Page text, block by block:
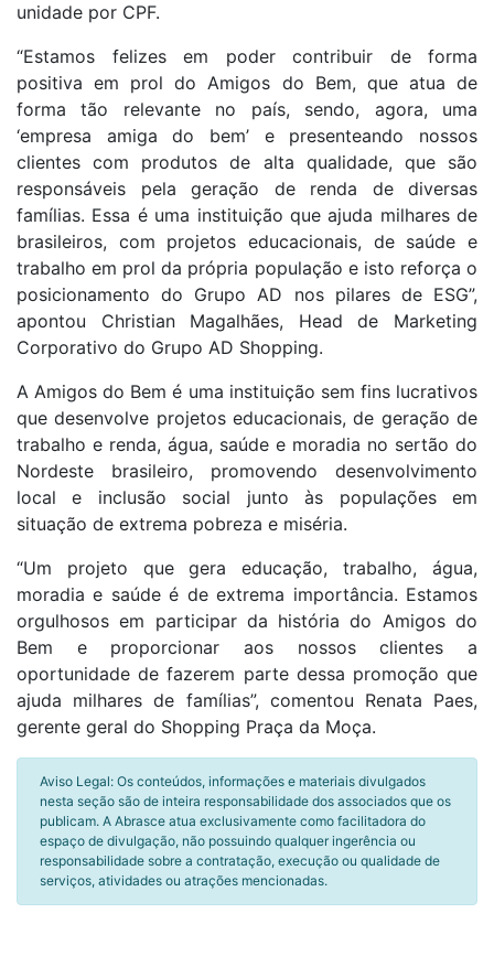
unidade por CPF.
“Estamos felizes em poder contribuir de forma
positiva em prol do Amigos do Bem, que atua de
forma tão relevante no país, sendo, agora, uma
‘empresa amiga do bem’ e presenteando nossos
clientes com produtos de alta qualidade, que são
responsáveis pela geração de renda de diversas
famílias. Essa é uma instituição que ajuda milhares de
brasileiros, com projetos educacionais, de saúde e
trabalho em prol da própria população e isto reforça o
posicionamento do Grupo AD nos pilares de ESG”,
apontou Christian Magalhães, Head de Marketing
Corporativo do Grupo AD Shopping.
A Amigos do Bem é uma instituição sem fins lucrativos
que desenvolve projetos educacionais, de geração de
trabalho e renda, água, saúde e moradia no sertão do
Nordeste brasileiro, promovendo desenvolvimento
local e inclusão social junto às populações em
situação de extrema pobreza e miséria.
“Um projeto que gera educação, trabalho, água,
moradia e saúde é de extrema importância. Estamos
orgulhosos em participar da história do Amigos do
Bem e proporcionar aos nossos clientes a
oportunidade de fazerem parte dessa promoção que
ajuda milhares de famílias”, comentou Renata Paes,
gerente geral do Shopping Praça da Moça.
Aviso Legal: Os conteúdos, informações e materiais divulgados
nesta seção são de inteira responsabilidade dos associados que os
publicam. A Abrasce atua exclusivamente como facilitadora do
espaço de divulgação, não possuindo qualquer ingerência ou
responsabilidade sobre a contratação, execução ou qualidade de
serviços, atividades ou atrações mencionadas.